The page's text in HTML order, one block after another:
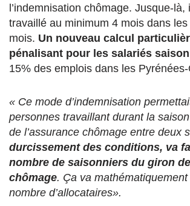
l’indemnisation chômage. Jusque-
travaillé au minimum 4 mois dans
mois. Un nouveau calcul
pénalisant pour les salariés
15% des emplois dans les
« Ce mode d’indemnisation
personnes travaillant durant la
de l’assurance chômage entre deux
durcissement des conditions, va
nombre de saisonniers du giron
chômage. Ça va
nombre d’allocataires».